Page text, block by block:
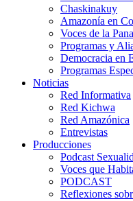
Chaskinakuy
Amazonía en
Voces de la
Programas y
Democracia en
Programas
Noticias
Red Informativa
Red Kichwa
Red Amazónica
Entrevistas
Producciones
Podcast
Voces que
PODCAST
Reflexiones